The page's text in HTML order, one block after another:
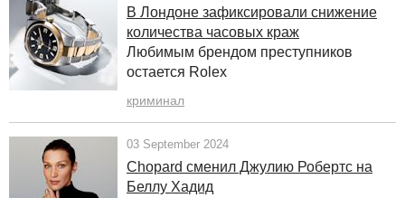
В Лондоне зафиксировали снижение
количества часовых краж
Любимым брендом преступников
остается Rolex
криминал
03 September 2024
Chopard сменил Джулию Робертс на
Беллу Хадид